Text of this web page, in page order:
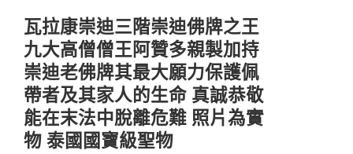
瓦拉康崇迪三階崇迪佛牌之王
九大高僧僧王阿贊多親製加持
崇迪老佛牌其最大願力保護佩
帶者及其家人的生命 真誠恭敬
能在末法中脫離危難 照片為實
物 泰國國寶級聖物